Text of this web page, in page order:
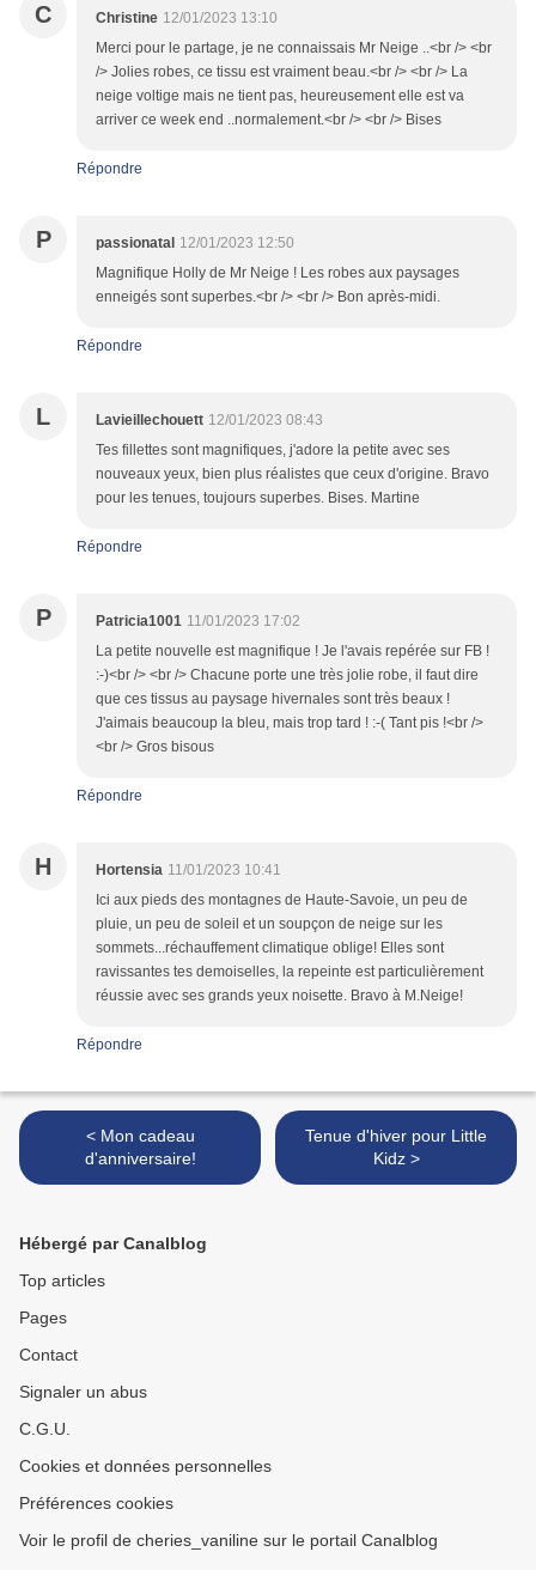
C Christine 12/01/2023 13:10
Merci pour le partage, je ne connaissais Mr Neige ..<br /> <br
/> Jolies robes, ce tissu est vraiment beau.<br /> <br /> La
neige voltige mais ne tient pas, heureusement elle est va
arriver ce week end ..normalement.<br /> <br /> Bises
Répondre
P passionatal 12/01/2023 12:50
Magnifique Holly de Mr Neige ! Les robes aux paysages
enneigés sont superbes.<br /> <br /> Bon après-midi.
Répondre
L Lavieillechouett 12/01/2023 08:43
Tes fillettes sont magnifiques, j'adore la petite avec ses
nouveaux yeux, bien plus réalistes que ceux d'origine. Bravo
pour les tenues, toujours superbes. Bises. Martine
Répondre
P Patricia1001 11/01/2023 17:02
La petite nouvelle est magnifique ! Je l'avais repérée sur FB !
:-)<br /> <br /> Chacune porte une très jolie robe, il faut dire
que ces tissus au paysage hivernales sont très beaux !
J'aimais beaucoup la bleu, mais trop tard ! :-( Tant pis !<br />
<br /> Gros bisous
Répondre
H Hortensia 11/01/2023 10:41
Ici aux pieds des montagnes de Haute-Savoie, un peu de
pluie, un peu de soleil et un soupçon de neige sur les
sommets...réchauffement climatique oblige! Elles sont
ravissantes tes demoiselles, la repeinte est particulièrement
réussie avec ses grands yeux noisette. Bravo à M.Neige!
Répondre
< Mon cadeau
d'anniversaire!
Tenue d'hiver pour Little
Kidz >
Hébergé par Canalblog
Top articles
Pages
Contact
Signaler un abus
C.G.U.
Cookies et données personnelles
Préférences cookies
Voir le profil de cheries_vaniline sur le portail Canalblog